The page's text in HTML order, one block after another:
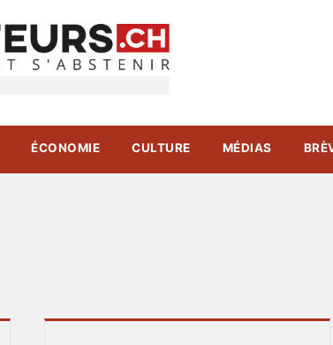
ÉCONOMIE CULTURE MÉDIAS